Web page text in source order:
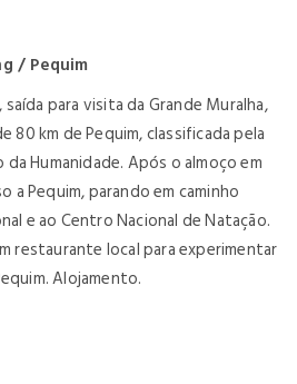
/ Pequim
para visita da Grande Muralha,
80 km de Pequim, classificada pela
da Humanidade. Após o almoço em
a Pequim, parando em caminho
e ao Centro Nacional de Natação.
restaurante local para experimentar
Alojamento.